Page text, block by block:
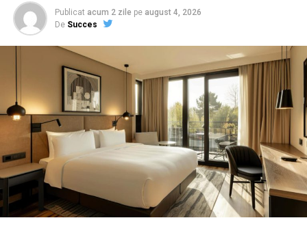
Publicat acum 2 zile pe august 4, 2026
De Succes